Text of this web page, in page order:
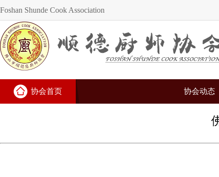
Foshan Shunde Cook Association
协会首页 协会动态